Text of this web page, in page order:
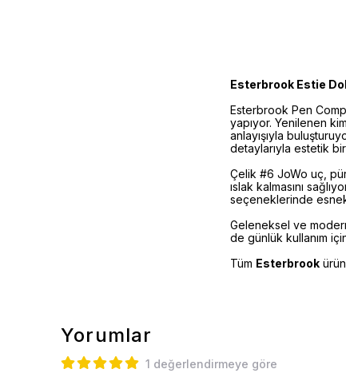
Esterbrook Estie
Esterbrook Pen
yapıyor. Yenilenen
anlayışıyla
detaylarıyla estetik
Çelik #6 JoWo uç,
ıslak kalmasını
seçeneklerinde
Geleneksel ve
de günlük kullanım
Tüm Esterbrook
Yorumlar
1 değerlendirmeye göre